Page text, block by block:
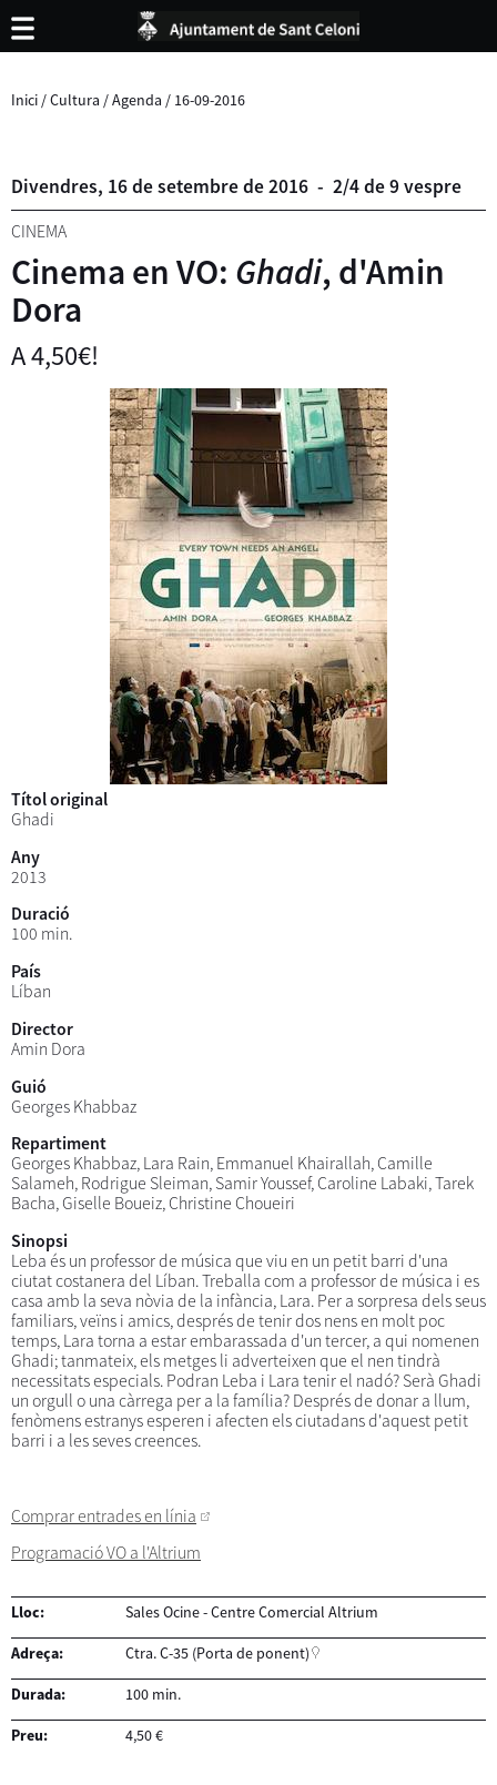
Inici /Cultura /Agenda / 16-09-2016
Divendres, 16desetembrede2016 - 2/4 de 9 vespre
CINEMA
Cinema en VO: Ghadi, d'Amin
Dora
A 4,50€!
Títol original
Ghadi
Any
2013
Duració
100 min.
País
Líban
Director
Amin Dora
Guió
Georges Khabbaz
Repartiment
Georges Khabbaz, Lara Rain, Emmanuel Khairallah, Camille
Salameh, Rodrigue Sleiman, Samir Youssef, Caroline Labaki, Tarek
Bacha, Giselle Boueiz, Christine Choueiri
Sinopsi
Leba és un professor de música que viu en un petit barri d'una
ciutat costanera del Líban. Treballa com a professor de música i es
casa amb la seva nòvia de la infància, Lara. Per a sorpresa dels seus
familiars, veïns i amics, després de tenir dos nens en molt poc
temps, Lara torna a estar embarassada d'un tercer, a qui nomenen
Ghadi; tanmateix, els metges li adverteixen que el nen tindrà
necessitats especials. Podran Leba i Lara tenir el nadó? Serà Ghadi
un orgull o una càrrega per a la família? Després de donar a llum,
fenòmens estranys esperen i afecten els ciutadans d'aquest petit
barri i a les seves creences.
Comprar entrades en línia
Programació VO a l'Altrium
Lloc: Sales Ocine - Centre Comercial Altrium
Adreça: Ctra. C-35 (Porta de ponent)
Durada: 100 min.
Preu: 4,50 €